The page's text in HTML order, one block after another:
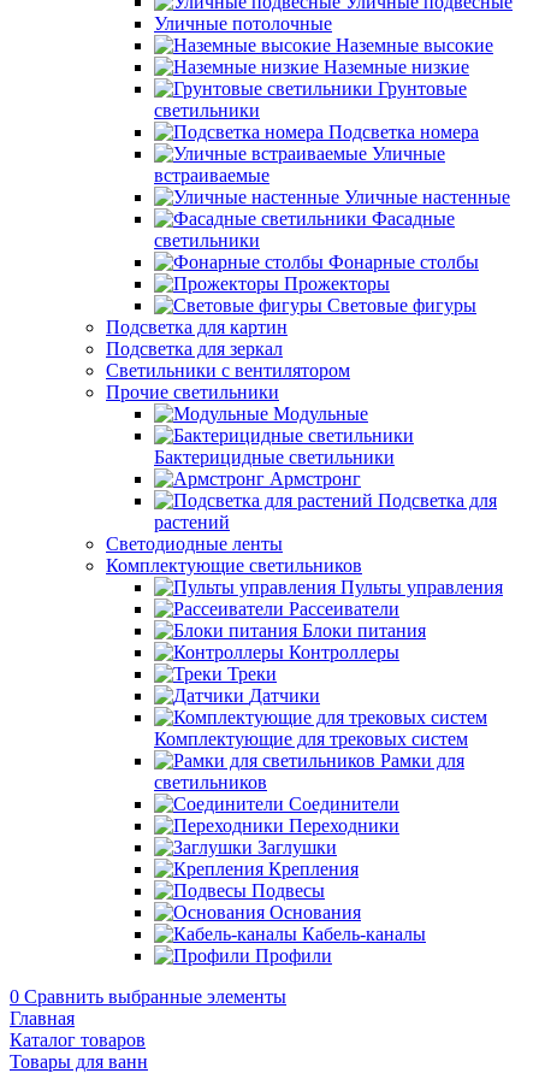
Уличные потолочные
Наземные высокие
Наземные низкие
Грунтовые
светильники
Подсветка номера
Уличные
встраиваемые
Уличные настенные
Фасадные
светильники
Фонарные столбы
Прожекторы
Световые фигуры
Подсветка для картин
Подсветка для зеркал
Светильники с вентилятором
Прочие светильники
Модульные
Бактерицидные светильники
Армстронг
Подсветка для
растений
Светодиодные ленты
Комплектующие светильников
Пульты управления
Рассеиватели
Блоки питания
Контроллеры
Треки
Датчики
Комплектующие для трековых систем
Рамки для
светильников
Соединители
Переходники
Заглушки
Крепления
Подвесы
Основания
Кабель-каналы
Профили
0 Сравнить выбранные элементы
Главная
Каталог товаров
Товары для ванн